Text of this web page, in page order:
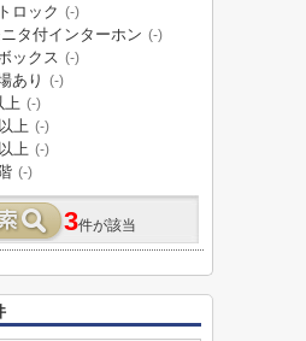
ロック (-)
タ付インターホン (-)
ックス (-)
あり (-)
上 (-)
上 (-)
上 (-)
(-)
3件が該当